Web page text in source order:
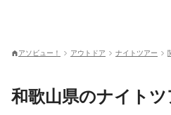
アソビュー！ アウトドア ナイトツアー
和歌山県のナイト